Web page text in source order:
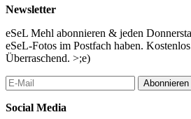
Newsletter
eSeL Mehl abonnieren & jeden
eSeL-Fotos im Postfach haben.
Überraschend. >;e)
Abonnieren
Social Media